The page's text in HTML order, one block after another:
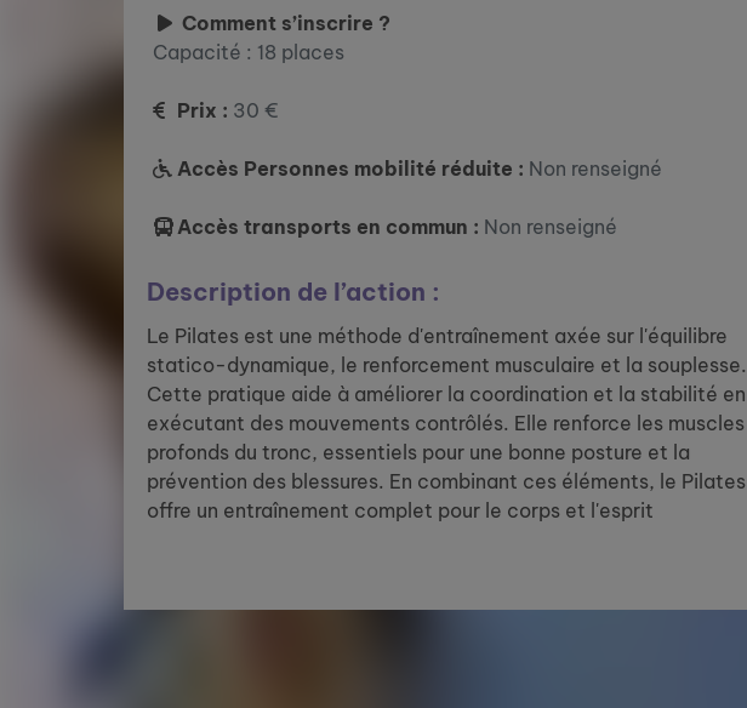
Comment s’inscrire ?
Capacité : 18 places
Prix : 30 €
Accès Personnes mobilité réduite : Non renseigné
Accès transports en commun : Non renseigné
Description de l’action :
Le Pilates est une méthode d'entraînement axée sur l'équilibre
statico-dynamique, le renforcement musculaire et la souplesse.
Cette pratique aide à améliorer la coordination et la stabilité en
exécutant des mouvements contrôlés. Elle renforce les muscles
profonds du tronc, essentiels pour une bonne posture et la
prévention des blessures. En combinant ces éléments, le Pilates
offre un entraînement complet pour le corps et l'esprit